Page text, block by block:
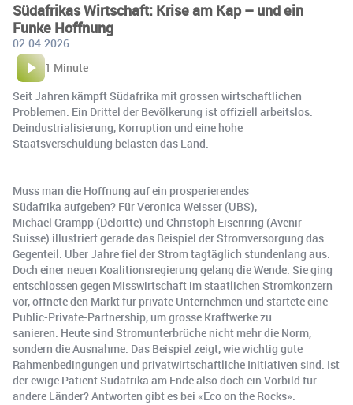
Südafrikas Wirtschaft: Krise am Kap – und ein
Funke Hoffnung
02.04.2026
1 Minute
Seit Jahren kämpft Südafrika mit grossen wirtschaftlichen
Problemen: Ein Drittel der Bevölkerung ist offiziell arbeitslos.
Deindustrialisierung, Korruption und eine hohe
Staatsverschuldung belasten das Land.
Muss man die Hoffnung auf ein prosperierendes
Südafrika aufgeben? Für Veronica Weisser (UBS),
Michael Grampp (Deloitte) und Christoph Eisenring (Avenir
Suisse) illustriert gerade das Beispiel der Stromversorgung das
Gegenteil: Über Jahre fiel der Strom tagtäglich stundenlang aus.
Doch einer neuen Koalitionsregierung gelang die Wende. Sie ging
entschlossen gegen Misswirtschaft im staatlichen Stromkonzern
vor, öffnete den Markt für private Unternehmen und startete eine
Public-Private-Partnership, um grosse Kraftwerke zu
sanieren. Heute sind Stromunterbrüche nicht mehr die Norm,
sondern die Ausnahme. Das Beispiel zeigt, wie wichtig gute
Rahmenbedingungen und privatwirtschaftliche Initiativen sind. Ist
der ewige Patient Südafrika am Ende also doch ein Vorbild für
andere Länder? Antworten gibt es bei «Eco on the Rocks».